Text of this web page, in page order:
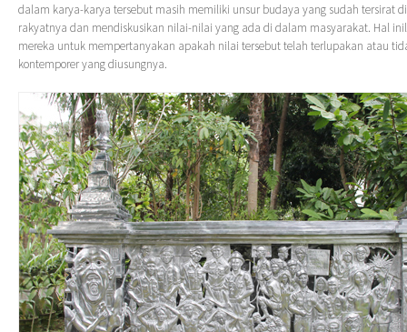
dalam karya-karya tersebut masih memiliki unsur budaya yang sudah tersirat
rakyatnya dan mendiskusikan nilai-nilai yang ada di dalam masyarakat. Hal
mereka untuk mempertanyakan apakah nilai tersebut telah terlupakan atau
kontemporer yang diusungnya.